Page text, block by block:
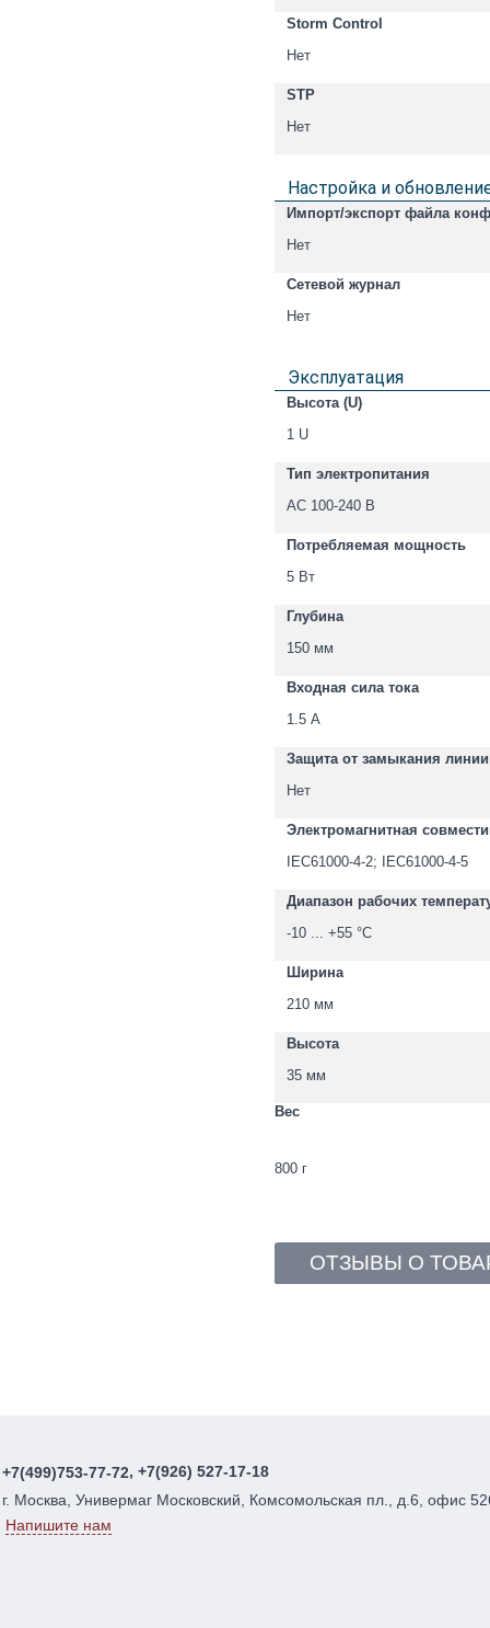
Storm Control
Нет
STP
Нет
Настройка и
Импорт/экспорт файла
Нет
Сетевой журнал
Нет
Эксплуатация
Высота (U)
1 U
Тип электропитания
AC 100-240 В
Потребляемая мощность
5 Вт
Глубина
150 мм
Входная сила тока
1.5 А
Защита от замыкания
Нет
Электромагнитная
IEC61000-4-2; IEC61000-4-5
Диапазон рабочих
-10 ... +55 °С
Ширина
210 мм
Высота
35 мм
Вес
800 г
ОТЗЫВЫ О
+7(499)753-77-72, +7(926) 527-17-18
г. Москва, Универмаг Московский, Комсомольская пл., д.6, офис
Напишите нам